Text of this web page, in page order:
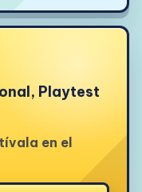
Playtest
en el